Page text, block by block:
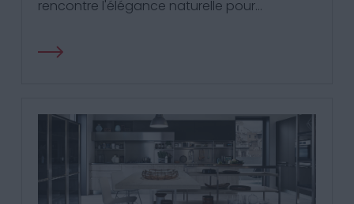
rencontre l'élégance naturelle pour